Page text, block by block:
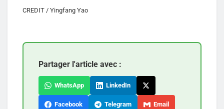
CREDIT / Yingfang Yao
Partager l'article avec :
WhatsApp LinkedIn
Facebook Telegram Email